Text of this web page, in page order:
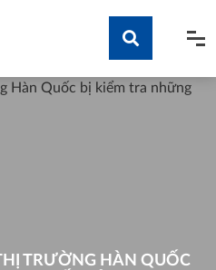
Tìm kiếm
TRƯỜNG HÀN QUỐC